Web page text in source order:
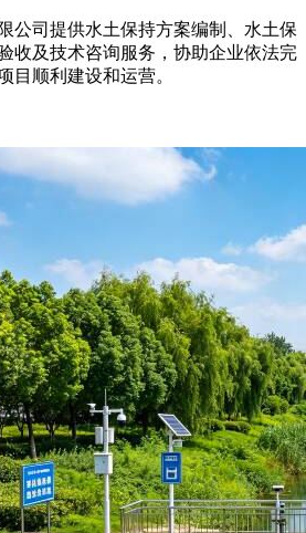
公司提供水土保持方案编制、水土保
收及技术咨询服务，协助企业依法完
目顺利建设和运营。